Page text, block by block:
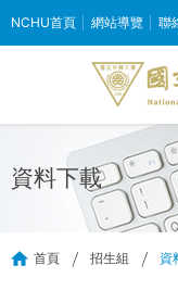
NCHU首頁 網站導覽 聯
資料下載
首頁 招生組 資